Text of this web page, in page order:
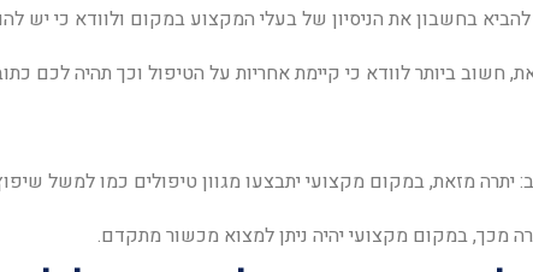
להביא בחשבון את הניסיון של בעלי המקצוע במקום ולוודא כי יש
חשוב ביותר לוודא כי קיימת אחריות על הטיפול וכך תהיה לכם
יתרה מזאת, במקום מקצועי יתבצעו מגוון טיפולים כמו למשל
מכך, במקום מקצועי יהיה ניתן למצוא מכשור מתקדם.